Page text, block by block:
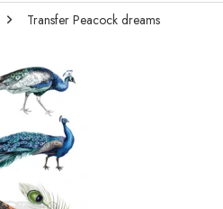
Transfer Peacock dreams